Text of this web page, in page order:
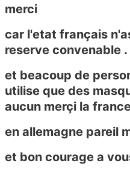
merci
car l'etat français
reserve convenable .
et beacoup de
utilise que des
aucun merçi la
en allemagne pareil
et bon courage a